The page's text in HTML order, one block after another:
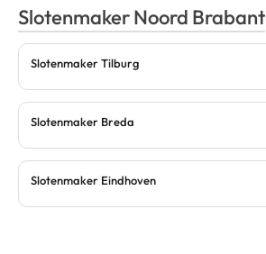
Slotenmaker Noord Brabant
Slotenmaker Tilburg
Slotenmaker Breda
Slotenmaker Eindhoven